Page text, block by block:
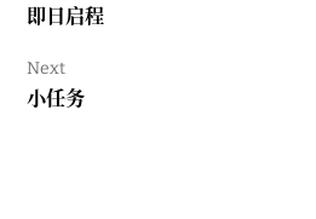
Previous
即日启程
Next
Next
小任务